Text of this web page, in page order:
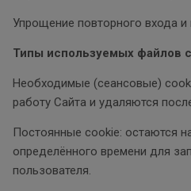
Упрощение повторного входа и
Типы используемых файлов
Необходимые (сеансовые)
работу Сайта и удаляются
Постоянные cookie: остаются
определённого времени для
пользователя.